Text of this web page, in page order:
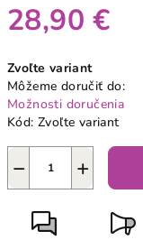
28,90 €
cena:
Zvoľte variant
Môžeme doručiť do:
Možnosti doručenia
Kód: Zvoľte variant
+
−